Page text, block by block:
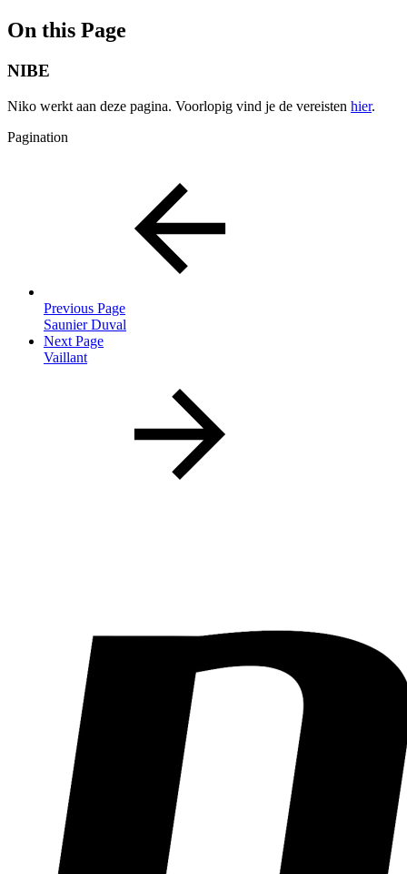
On this Page
NIBE
Niko werkt aan deze pagina. Voorlopig vind je de vereisten hier.
Pagination
Previous Page
Saunier Duval
Next Page
Vaillant